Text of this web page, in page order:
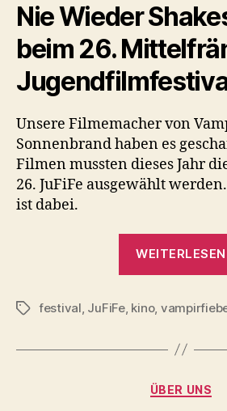
Nie Wieder
beim 26.
Unsere Filmemacher von
Sonnenbrand haben es
Filmen mussten dieses Jahr
26. JuFiFe ausgewählt
ist dabei.
WEITERLESEN
Schlagwörter
festival JuFiFe, kino,
ÜBER UNS